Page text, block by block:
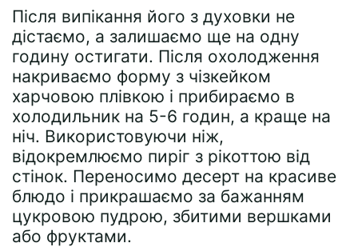
Після випікання його з духовки не
дістаємо, а залишаємо ще на одну
годину остигати. Після охолодження
накриваємо форму з чізкейком
харчовою плівкою і прибираємо в
холодильник на 5-6 годин, а краще на
ніч. Використовуючи ніж,
відокремлюємо пиріг з рікоттою від
стінок. Переносимо десерт на красиве
блюдо і прикрашаємо за бажанням
цукровою пудрою, збитими вершками
або фруктами.